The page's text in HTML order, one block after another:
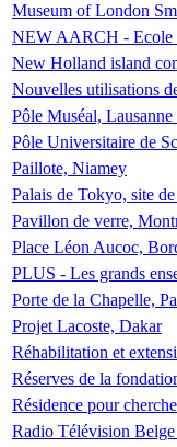
Museum of London
NEW AARCH - Ecole
New Holland island
Nouvelles utilisations
Pôle Muséal,
Pôle Universitaire de
Paillote, Niamey
Palais de Tokyo, site
Pavillon de verre,
Place Léon Aucoc,
PLUS - Les grands
Porte de la Chapelle,
Projet Lacoste, Dakar
Réhabilitation et
Réserves de la
Résidence pour
Radio Télévision